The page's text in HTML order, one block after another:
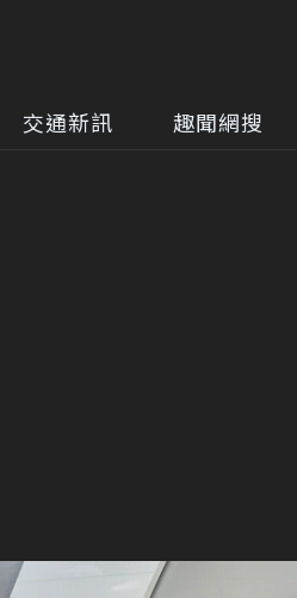
交通新訊 趣聞網搜